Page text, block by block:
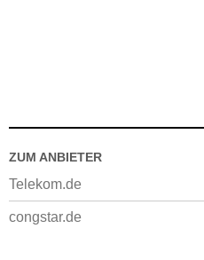
ZUM ANBIETER
Telekom.de
congstar.de